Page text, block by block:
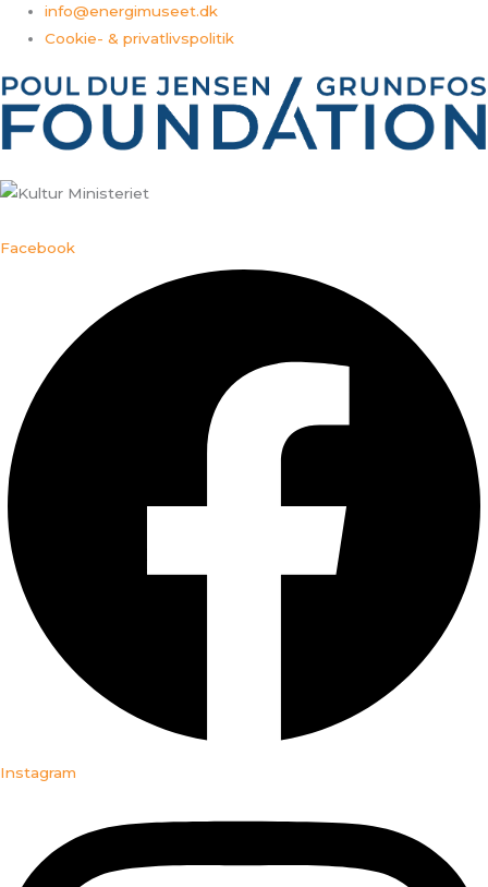
info@energimuseet.dk
Cookie- & privatlivspolitik
Facebook
Instagram